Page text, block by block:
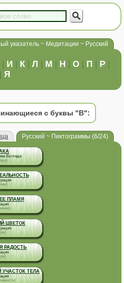
указатель ~ Медитации ~ Русский
| И | К | Л | М | Н | О | П | Р |
| Я
с буквы "В":
Русский ~ Пиктограммы (6/24)
Взгляда
ПЛАМЯ
ЦВЕТОК
РАДОСТЬ
УЧАСТОК ТЕЛА